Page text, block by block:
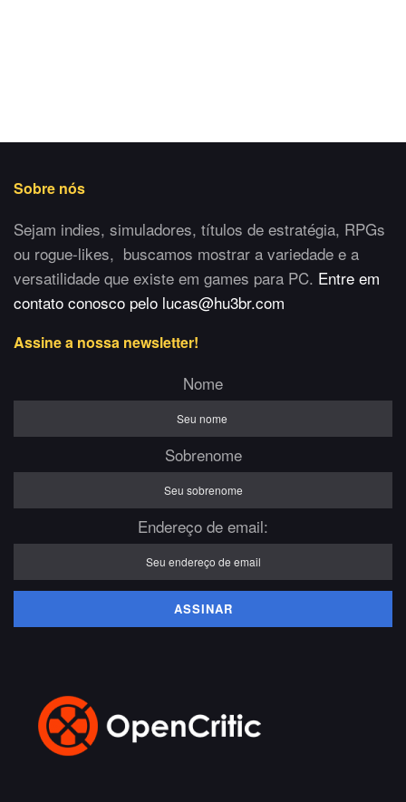
Sobre nós
Sejam indies, simuladores, títulos de estratégia, RPGs
ou rogue-likes, buscamos mostrar a variedade e a
versatilidade que existe em games para PC. Entre em
contato conosco pelo lucas@hu3br.com
Assine a nossa newsletter!
Nome
Sobrenome
Endereço de email: